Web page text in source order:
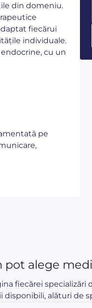
din domeniu.
fiecărui
individuale.
cu un
pe
pot alege
fiecărei specializări
disponibili, alături de